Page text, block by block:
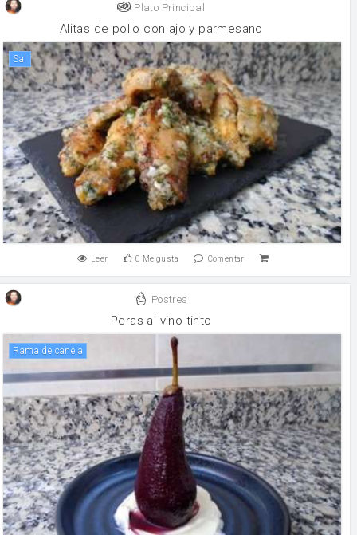
Plato Principal
Alitas de pollo con ajo y parmesano
sal
Leer 0 Me gusta Comentar
Postres
Peras al vino tinto
rama de canela